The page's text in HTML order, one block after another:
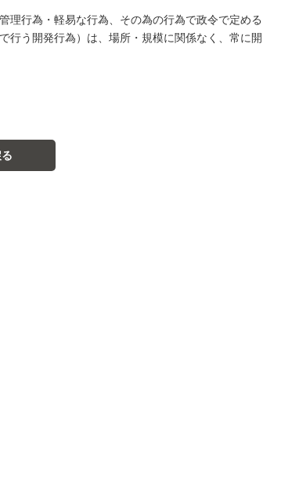
理行為・軽易な行為、その為の行為で政令で定める
行う開発行為）は、場所・規模に関係なく、常に開